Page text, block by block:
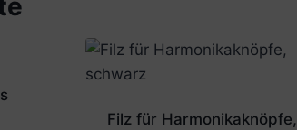
Filz für Harmonikaknöpfe,